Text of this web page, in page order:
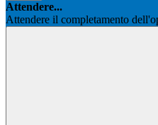
Attendere...
Attendere il completamento